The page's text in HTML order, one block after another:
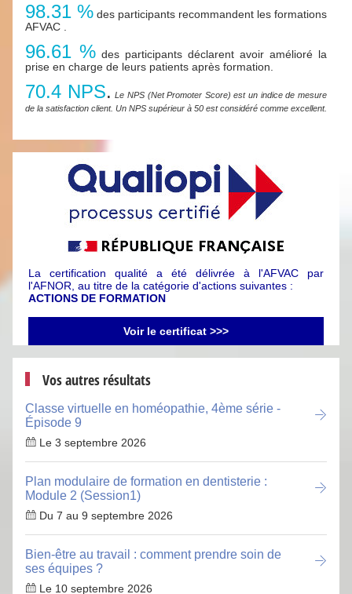
98.31 % des participants recommandent les formations
AFVAC .
96.61 % des participants déclarent avoir amélioré la
prise en charge de leurs patients après formation.
70.4 NPS. Le NPS (Net Promoter Score) est un indice de mesure
de la satisfaction client. Un NPS supérieur à 50 est considéré comme excellent.
La certification qualité a été délivrée à l'AFVAC par
l'AFNOR, au titre de la catégorie d'actions suivantes :
ACTIONS DE FORMATION
Voir le certificat >>>
Vos autres résultats
Classe virtuelle en homéopathie, 4ème série -
Épisode 9
Le 3 septembre 2026
Plan modulaire de formation en dentisterie :
Module 2 (Session1)
Du 7 au 9 septembre 2026
Bien-être au travail : comment prendre soin de
ses équipes ?
Le 10 septembre 2026